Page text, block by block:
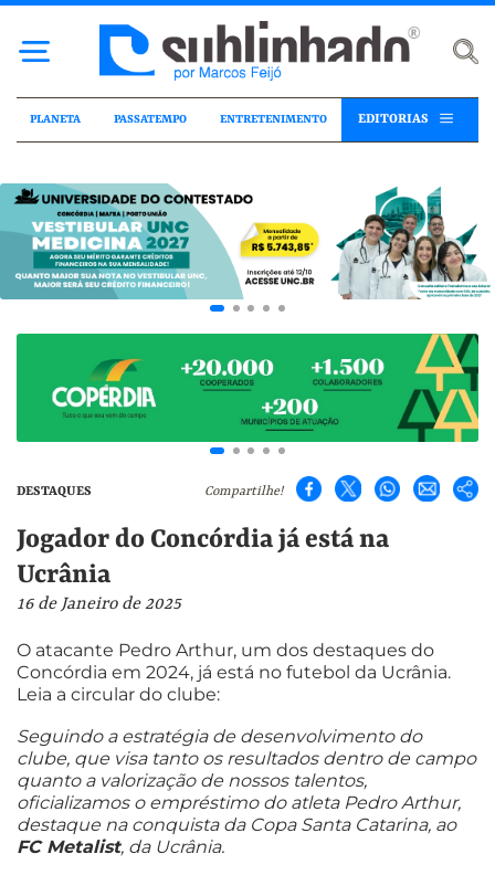
PLANETA PASSATEMPO ENTRETENIMENTO EDITORIAS
DESTAQUES Compartilhe!
Jogador do Concórdia já está na
Ucrânia
16 de Janeiro de 2025
O atacante Pedro Arthur, um dos destaques do
Concórdia em 2024, já está no futebol da Ucrânia.
Leia a circular do clube:
Seguindo a estratégia de desenvolvimento do
clube, que visa tanto os resultados dentro de campo
quanto a valorização de nossos talentos,
oficializamos o empréstimo do atleta Pedro Arthur,
destaque na conquista da Copa Santa Catarina, ao
FC Metalist, da Ucrânia.